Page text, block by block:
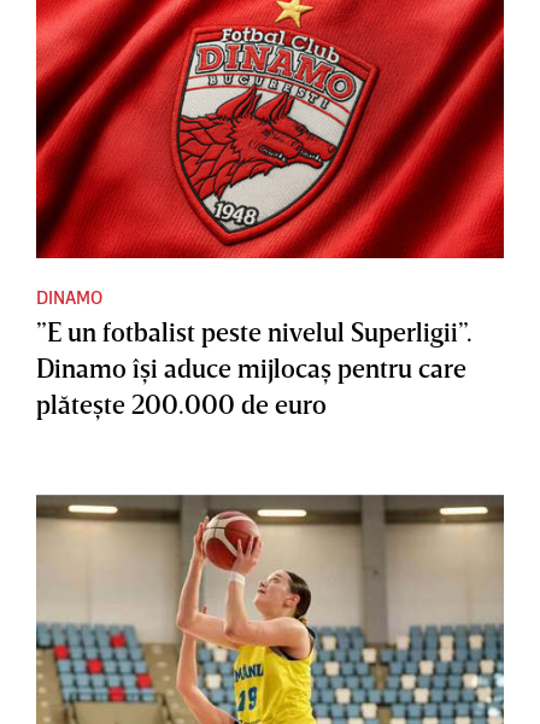
DINAMO
”E un fotbalist peste nivelul Superligii”.
Dinamo îşi aduce mijlocaş pentru care
plăteşte 200.000 de euro